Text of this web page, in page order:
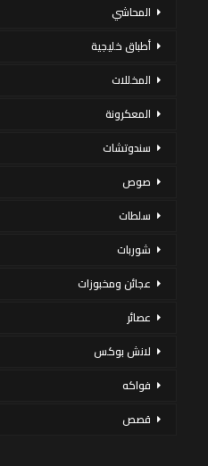
المحاشي
أطباق خليجية
المخللات
المعكرونة
سندوتشات
صوص
سلطات
شوربات
عجائن ومخبوزات
عصائر
لانش بوكس
فواكه
قصص